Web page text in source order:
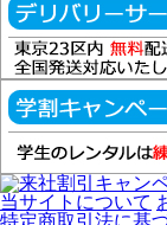
当サイトについて